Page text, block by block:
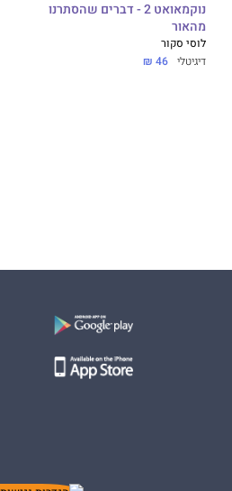
נוקמאואט 2 - דברים שהסתרנו
מהאור
לוסי סקור
דיגיטלי 46 ₪